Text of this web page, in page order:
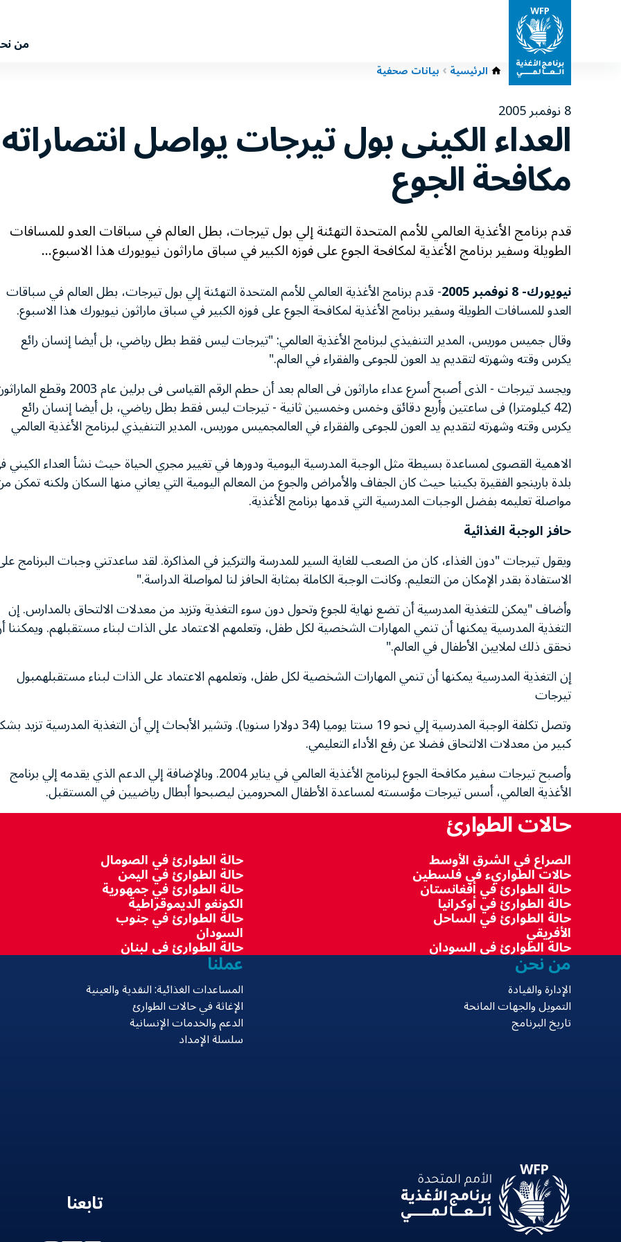
من
الرئيسية بيانات صحفية
8 نوفمبر 2005
العداء الكينى بول تيرجات يواصل
مكافحة الجوع
قدم برنامج الأغذية العالمي للأمم المتحدة التهئنة إلي بول تيرجات، بطل العالم في سباقات العدو للمسافات
الطويلة وسفير برنامج الأغذية لمكافحة الجوع على فوزه الكبير في سباق ماراثون نيويورك هذا الاسبوع...
نيويورك- 8 نوفمبر 2005 - قدم برنامج الأغذية العالمي للأمم المتحدة التهئنة إلي بول تيرجات، بطل العالم في سباقات
العدو للمسافات الطويلة وسفير برنامج الأغذية لمكافحة الجوع على فوزه الكبير في سباق ماراثون نيويورك هذا الاسبوع.
وقال جميس موريس، المدير التنفيذي لبرنامج الأغذية العالمي: "تيرجات ليس فقط بطل رياضي، بل أيضا إنسان رائع
يكرس وقته وشهرته لتقديم يد العون للجوعى والفقراء في العالم."
ويجسد تيرجات - الذى أصبح أسرع عداء ماراثون فى العالم بعد أن حطم الرقم القياسى فى برلين عام 2003
(42 كيلومترا) فى ساعتين وأربع دقائق وخمس وخمسين ثانية - تيرجات ليس فقط بطل رياضي، بل أيضا إنسان رائع
يكرس وقته وشهرته لتقديم يد العون للجوعى والفقراء في العالمجميس موريس، المدير التنفيذي لبرنامج الأغذية العالمي
الاهمية القصوى لمساعدة بسيطة مثل الوجبة المدرسية اليومية ودورها في تغيير مجري الحياة حيث نشأ العداء الكيني
بلدة بارينجو الفقيرة بكينيا حيث كان الجفاف والأمراض والجوع من المعالم اليومية التي يعاني منها السكان ولكنه تمكن
مواصلة تعليمه بفضل الوجبات المدرسية التي قدمها برنامج الأغذية.
حافز الوجبة الغذائية
ويقول تيرجات "دون الغذاء، كان من الصعب للغاية السير للمدرسة والتركيز في المذاكرة. لقد ساعدتني وجبات البرنامج
الاستفادة بقدر الإمكان من التعليم. وكانت الوجبة الكاملة بمثابة الحافز لنا لمواصلة الدراسة."
وأضاف "يمكن للتغذية المدرسية أن تضع نهاية للجوع وتحول دون سوء التغذية وتزيد من معدلات الالتحاق بالمدارس. إن
التغذية المدرسية يمكنها أن تنمي المهارات الشخصية لكل طفل، وتعلمهم الاعتماد على الذات لبناء مستقبلهم. ويمكننا
نحقق ذلك لملايين الأطفال في العالم."
إن التغذية المدرسية يمكنها أن تنمي المهارات الشخصية لكل طفل، وتعلمهم الاعتماد على الذات لبناء مستقبلهمبول
تيرجات
وتصل تكلفة الوجبة المدرسية إلي نحو 19 سنتا يوميا (34 دولارا سنويا). وتشير الأبحاث إلي أن التغذية المدرسية
كبير من معدلات الالتحاق فضلا عن رفع الأداء التعليمي.
وأصبح تيرجات سفير مكافحة الجوع لبرنامج الأغذية العالمي في يناير 2004. وبالإضافة إلي الدعم الذي يقدمه إلي برنامج
الأغذية العالمي، أسس تيرجات مؤسسته لمساعدة الأطفال المحرومين ليصبحوا أبطال رياضيين في المستقبل.
حالات الطوارئ
الصراع في الشرق الأوسط
حالات الطواريء في فلسطين
حالة الطوارئ في أفغانستان
حالة الطوارئ في أوكرانيا
حالة الطوارئ في الساحل
الأفريقي
حالة الطوارئ في السودان
حالة الطوارئ في الصومال
حالة الطوارئ في اليمن
حالة الطوارئ في جمهورية
الكونغو الديموقراطية
حالة الطوارئ في جنوب
السودان
حالة الطوارئ في لبنان من نحن
الإدارة والقيادة
التمويل والجهات المانحة
تاريخ البرنامج
عملنا
المساعدات الغذائية: النقدية والعينية
الإغاثة في حالات الطوارئ
الدعم والخدمات الإنسانية
سلسلة الإمداد
تابعنا